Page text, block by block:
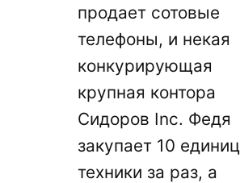
продает сотовые
телефоны, и некая
конкурирующая
крупная контора
Сидоров Inc. Федя
закупает 10 единиц
техники за раз, а